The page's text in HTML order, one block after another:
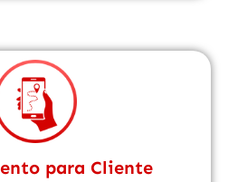
para Cliente